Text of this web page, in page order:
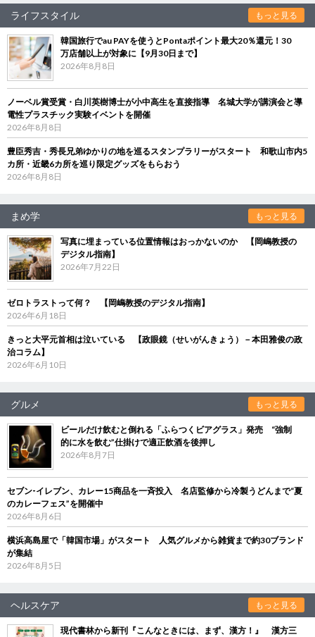
ライフスタイル もっと見る
韓国旅行でau PAYを使うとPontaポイント最大20％還元！30
万店舗以上が対象に【9月30日まで】
2026年8月8日
ノーベル賞受賞・白川英樹博士が小中高生を直接指導 名城大学が講演会と導
電性プラスチック実験イベントを開催
2026年8月8日
豊臣秀吉・秀長兄弟ゆかりの地を巡るスタンプラリーがスタート 和歌山市内5
カ所・近畿6カ所を巡り限定グッズをもらおう
2026年8月8日
まめ学 もっと見る
写真に埋まっている位置情報はおっかないのか 【岡嶋教授の
デジタル指南】
2026年7月22日
ゼロトラストって何？ 【岡嶋教授のデジタル指南】
2026年6月18日
きっと大平元首相は泣いている 【政眼鏡（せいがんきょう）－本田雅俊の政
治コラム】
2026年6月10日
グルメ もっと見る
ビールだけ飲むと倒れる「ふらつくビアグラス」発売 “強制
的に水を飲む”仕掛けで適正飲酒を後押し
2026年8月7日
セブン‐イレブン、カレー15商品を一斉投入 名店監修から冷製うどんまで“夏
のカレーフェス”を開催中
2026年8月6日
横浜高島屋で「韓国市場」がスタート 人気グルメから雑貨まで約30ブランド
が集結
2026年8月5日
ヘルスケア もっと見る
現代書林から新刊『こんなときには、まず、漢方！』 漢方三